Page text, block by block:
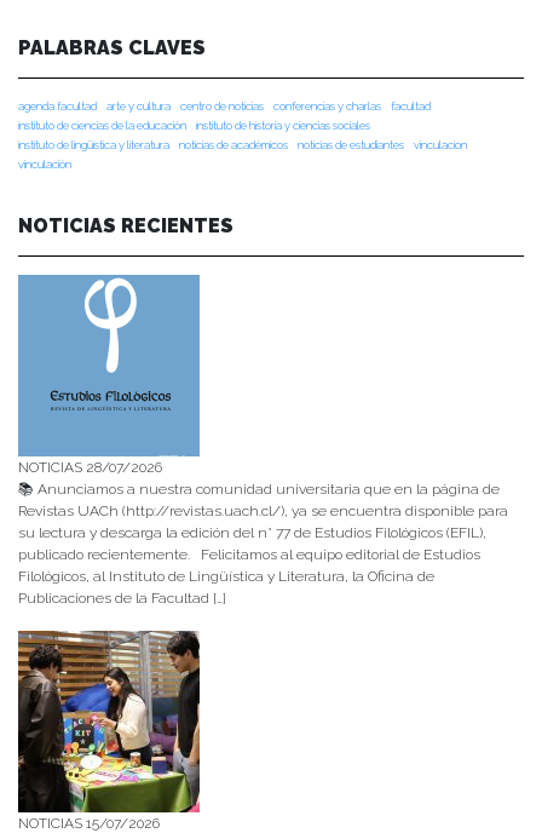
PALABRAS CLAVES
agenda facultad arte y cultura centro de noticias conferencias y charlas
facultad
instituto de ciencias de la educación
instituto de historia y ciencias sociales
instituto de lingüística y literatura
noticias de académicos noticias de estudiantes
vinculacion
vinculación
NOTICIAS RECIENTES
NOTICIAS 28/07/2026
📚 Anunciamos a nuestra comunidad universitaria que en la página de
Revistas UACh (http://revistas.uach.cl/), ya se encuentra disponible para
su lectura y descarga la edición del n° 77 de Estudios Filológicos (EFIL),
publicado recientemente. Felicitamos al equipo editorial de Estudios
Filológicos, al Instituto de Lingüística y Literatura, la Oficina de
Publicaciones de la Facultad […]
NOTICIAS 15/07/2026